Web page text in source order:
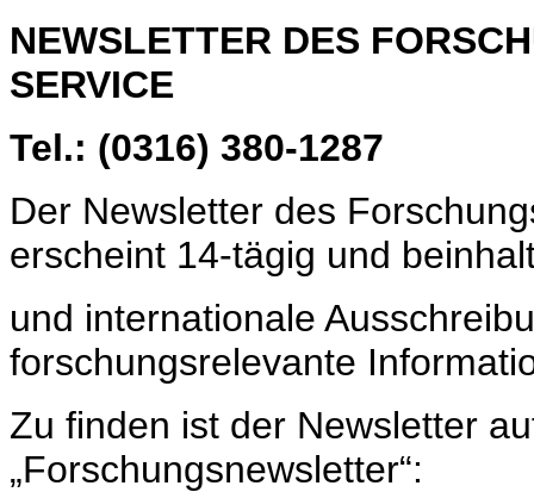
NEWSLETTER DES
SERVICE
Tel.: (0316) 380-1287
Der Newsletter des
erscheint 14-tägig und
und internationale
forschungsrelevante
Zu finden ist der Newsletter
„Forschungsnewsletter“: